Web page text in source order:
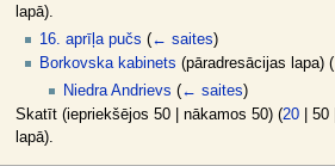
lapā).
16. aprīļa pučs (← saites)
Borkovska kabinets (pāradresācijas lapa) (
Niedra Andrievs (← saites)
Skatīt (iepriekšējos 50| nākamos 50) (20| 50|
lapā).